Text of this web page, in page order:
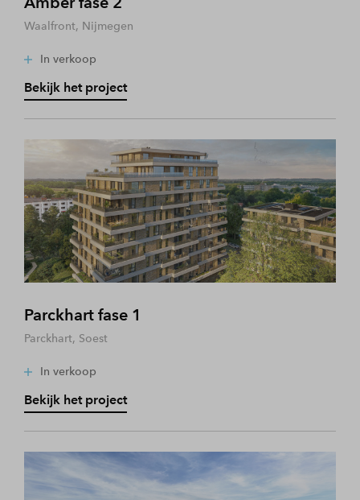
Waalfront, Nijmegen
In verkoop
Bekijk het project
Parckhart fase 1
Parckhart, Soest
In verkoop
Bekijk het project